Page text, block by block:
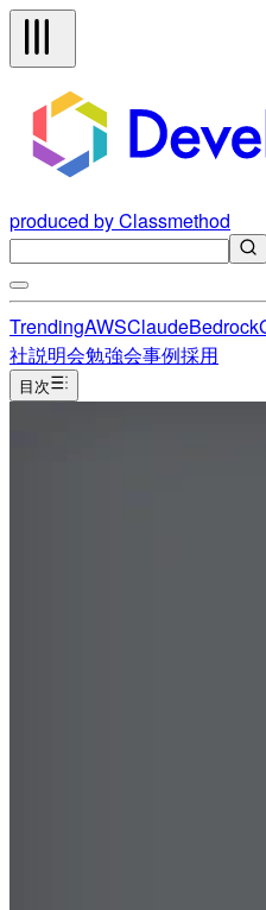
produced by Classmethod
TrendingAWSClaudeBedrock
社説明会勉強会事例採用
目次